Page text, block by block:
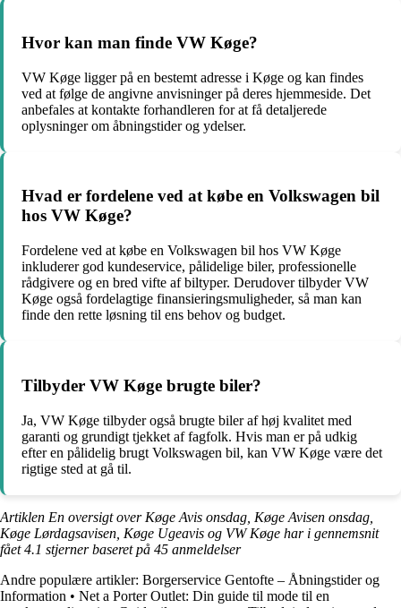
Hvor kan man finde VW Køge?
VW Køge ligger på en bestemt adresse i Køge og kan findes
ved at følge de angivne anvisninger på deres hjemmeside. Det
anbefales at kontakte forhandleren for at få detaljerede
oplysninger om åbningstider og ydelser.
Hvad er fordelene ved at købe en Volkswagen bil
hos VW Køge?
Fordelene ved at købe en Volkswagen bil hos VW Køge
inkluderer god kundeservice, pålidelige biler, professionelle
rådgivere og en bred vifte af biltyper. Derudover tilbyder VW
Køge også fordelagtige finansieringsmuligheder, så man kan
finde den rette løsning til ens behov og budget.
Tilbyder VW Køge brugte biler?
Ja, VW Køge tilbyder også brugte biler af høj kvalitet med
garanti og grundigt tjekket af fagfolk. Hvis man er på udkig
efter en pålidelig brugt Volkswagen bil, kan VW Køge være det
rigtige sted at gå til.
Artiklen En oversigt over Køge Avis onsdag, Køge Avisen onsdag,
Køge Lørdagsavisen, Køge Ugeavis og VW Køge har i gennemsnit
fået4.1 stjerner baseret på 45 anmeldelser
Andre populære artikler: Borgerservice Gentofte – Åbningstider og
Information • Net a Porter Outlet: Din guide til mode til en